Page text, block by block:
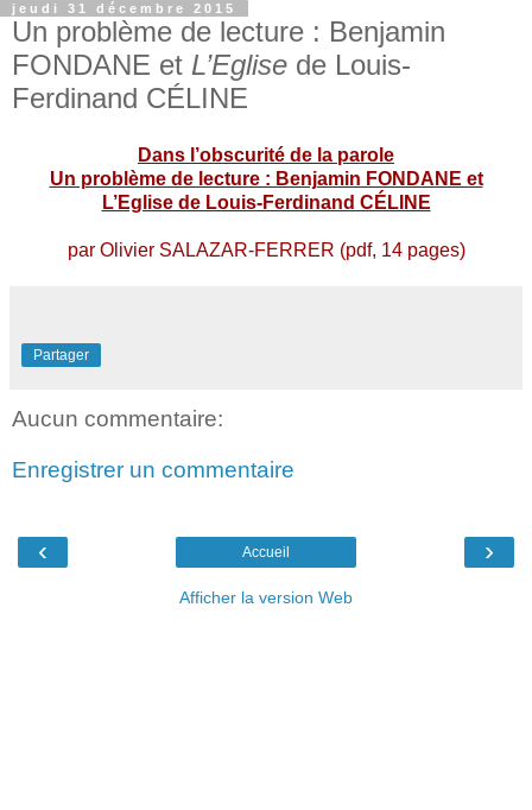
jeudi 31 décembre 2015
Un problème de lecture : Benjamin
FONDANE et L’Eglise de Louis-
Ferdinand CÉLINE
Dans l’obscurité de la parole
Un problème de lecture : Benjamin FONDANE et
L’Eglise de Louis-Ferdinand CÉLINE
par Olivier SALAZAR-FERRER (pdf, 14 pages)
Partager
Aucun commentaire:
Enregistrer un commentaire
‹ ›
Accueil
Afficher la version Web